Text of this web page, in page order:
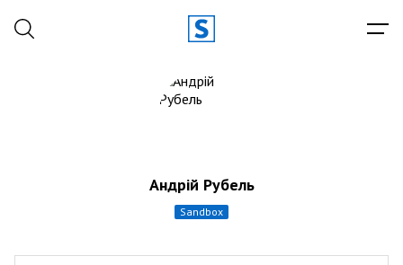
Андрій Рубель
sandbox